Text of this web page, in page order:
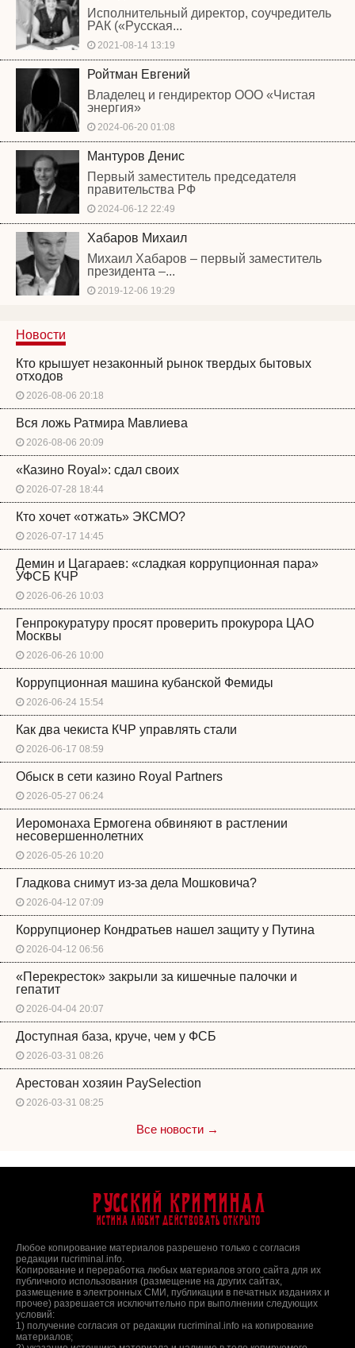
Исполнительный директор, соучредитель
РАК («Русская...
2021-08-14 13:19
Ройтман Евгений
Владелец и гендиректор ООО «Чистая
энергия»
2024-06-20 01:08
Мантуров Денис
Первый заместитель председателя
правительства РФ
2024-06-12 22:49
Хабаров Михаил
Михаил Хабаров – первый заместитель
президента –...
2019-12-06 19:29
Новости
Кто крышует незаконный рынок твердых бытовых
отходов
2026-08-06 20:18
Вся ложь Ратмира Мавлиева
2026-08-06 20:09
«Казино Royal»: сдал своих
2026-07-28 18:44
Кто хочет «отжать» ЭКСМО?
2026-07-17 14:45
Демин и Цагараев: «сладкая коррупционная пара»
УФСБ КЧР
2026-06-26 10:03
Генпрокуратуру просят проверить прокурора ЦАО
Москвы
2026-06-26 10:00
Коррупционная машина кубанской Фемиды
2026-06-24 15:54
Как два чекиста КЧР управлять стали
2026-06-17 08:59
Обыск в сети казино Royal Partners
2026-05-27 06:24
Иеромонаха Ермогена обвиняют в растлении
несовершеннолетних
2026-05-26 10:20
Гладкова снимут из-за дела Мошковича?
2026-04-12 07:09
Коррупционер Кондратьев нашел защиту у Путина
2026-04-12 06:56
«Перекресток» закрыли за кишечные палочки и
гепатит
2026-04-04 20:07
Доступная база, круче, чем у ФСБ
2026-03-31 08:26
Арестован хозяин PaySelection
2026-03-31 08:25
Все новости →
Русский Криминал
Истина любит действовать открыто
Любое копирование материалов разрешено только с согласия
редакции rucriminal.info.
Копирование и переработка любых материалов этого сайта для их
публичного использования (размещение на других сайтах,
размещение в электронных СМИ, публикации в печатных изданиях и
прочее) разрешается исключительно при выполнении следующих
условий:
1) получение согласия от редакции rucriminal.info на копирование
материалов;